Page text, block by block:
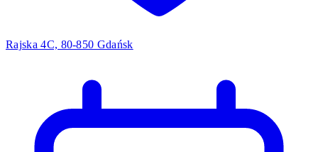
Rajska 4C, 80-850 Gdańsk